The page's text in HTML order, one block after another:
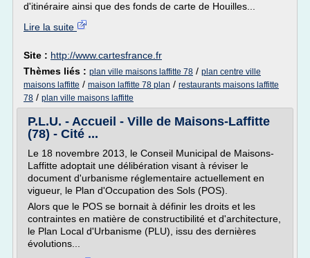
d'itinéraire ainsi que des fonds de carte de Houilles...
Lire la suite
Site : http://www.cartesfrance.fr
Thèmes liés : plan ville maisons laffitte 78 / plan centre ville
maisons laffitte / maison laffitte 78 plan / restaurants maisons laffitte
78 / plan ville maisons laffitte
P.L.U. - Accueil - Ville de Maisons-Laffitte
(78) - Cité ...
Le 18 novembre 2013, le Conseil Municipal de Maisons-
Laffitte adoptait une délibération visant à réviser le
document d'urbanisme réglementaire actuellement en
vigueur, le Plan d'Occupation des Sols (POS).
Alors que le POS se bornait à définir les droits et les
contraintes en matière de constructibilité et d'architecture,
le Plan Local d'Urbanisme (PLU), issu des dernières
évolutions...